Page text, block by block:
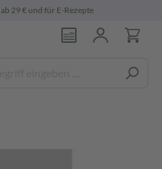
ab 29 € und für E-Rezepte